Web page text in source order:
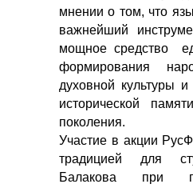
мнении о том, что
важнейший
мощное средство
формирования
духовной культуры
исторической
поколения.
Участие в акции
традицией для
Балакова при